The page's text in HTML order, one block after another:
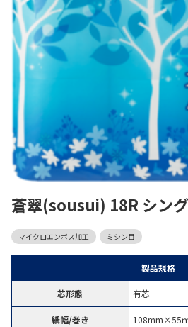
蒼翠(sousui) 18R シン
マイクロエンボス加工 ミシン目
製品規格
芯形態 有芯
紙幅/巻き 108mm×55